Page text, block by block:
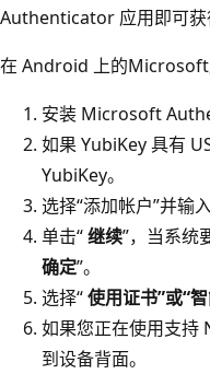
Authenticator 应用即可获
在 Android 上的Microsoft
安装 Microsoft
如果 YubiKey 具有
YubiKey。
选择“添加帐户”并输
单击“继续”，当系统
确定”。
选择“使用证书”或“
如果您正在使用支持
到设备背面。